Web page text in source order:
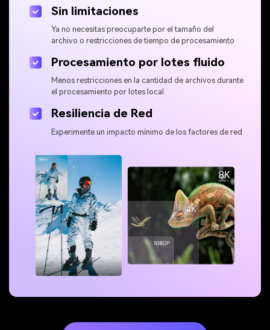
Sin limitaciones
Ya no necesitas preocuparte por el tamaño del
archivo o restricciones de tiempo de procesamiento
Procesamiento por lotes fluido
Menos restricciones en la cantidad de archivos durante
el procesamiento por lotes local
Resiliencia de Red
Experimente un impacto mínimo de los factores de red